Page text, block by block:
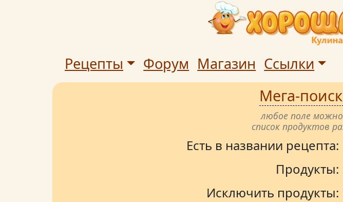
Рецепты Форум Магазин Ссылки
Мега-
любое поле
список продуктов
Есть в названии рецепта:
Продукты:
Исключить продукты: